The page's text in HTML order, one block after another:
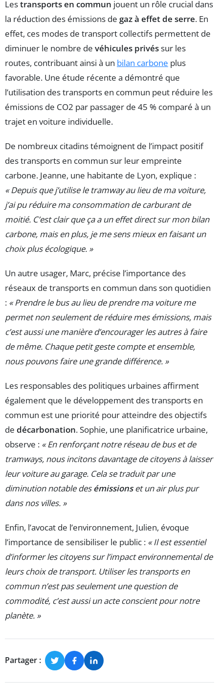
Lestransports en commun jouent un rôle crucial dans
la réduction des émissions de gaz à effet de serre. En
effet, ces modes de transport collectifs permettent de
diminuer le nombre de véhicules privéssur les
routes, contribuant ainsi à un bilan carbone plus
favorable. Une étude récente a démontré que
l’utilisation des transports en commun peut réduire les
émissions de CO2 par passager de 45 % comparé à un
trajet en voiture individuelle.
De nombreux citadins témoignent de l’impact positif
des transports en commun sur leur empreinte
carbone. Jeanne, une habitante de Lyon, explique :
« Depuis que j’utilise le tramway au lieu de ma voiture,
j’ai pu réduire ma consommation de carburant de
moitié. C’est clair que ça a un effet direct sur mon bilan
carbone, mais en plus, je me sens mieux en faisant un
choix plus écologique. »
Un autre usager, Marc, précise l’importance des
réseaux de transports en commun dans son quotidien
: « Prendre le bus au lieu de prendre ma voiture me
permet non seulement de réduire mes émissions, mais
c’est aussi une manière d’encourager les autres à faire
de même. Chaque petit geste compte et ensemble,
nous pouvons faire une grande différence. »
Les responsables des politiques urbaines affirment
également que le développement des transports en
commun est une priorité pour atteindre des objectifs
de décarbonation. Sophie, une planificatrice urbaine,
observe : « En renforçant notre réseau de bus et de
tramways, nous incitons davantage de citoyens à laisser
leur voiture au garage. Cela se traduit par une
diminution notable desémissionset un air plus pur
dans nos villes. »
Enfin, l’avocat de l’environnement, Julien, évoque
l’importance de sensibiliser le public : « Il est essentiel
d’informer les citoyens sur l’impact environnemental de
leurs choix de transport. Utiliser les transports en
commun n’est pas seulement une question de
commodité, c’est aussi un acte conscient pour notre
planète. »
Partager :